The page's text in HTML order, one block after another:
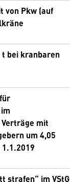
von Pkw (auf
t bei kranbaren
mit
um 4,05
strafen“ im VStG